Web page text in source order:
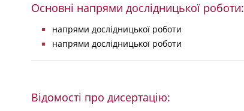
Основні напрями дослідницької роботи:
напрями дослідницької роботи
напрями дослідницької роботи
Відомості про дисертацію: